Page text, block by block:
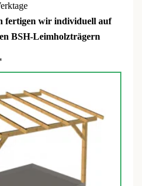
fertigen wir individuell auf
BSH-Leimholzträgern